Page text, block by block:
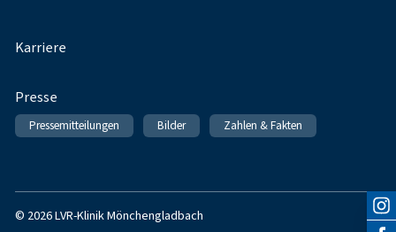
Karriere
Presse
Pressemitteilungen Bilder Zahlen & Fakten
© 2026 LVR-Klinik Mönchengladbach